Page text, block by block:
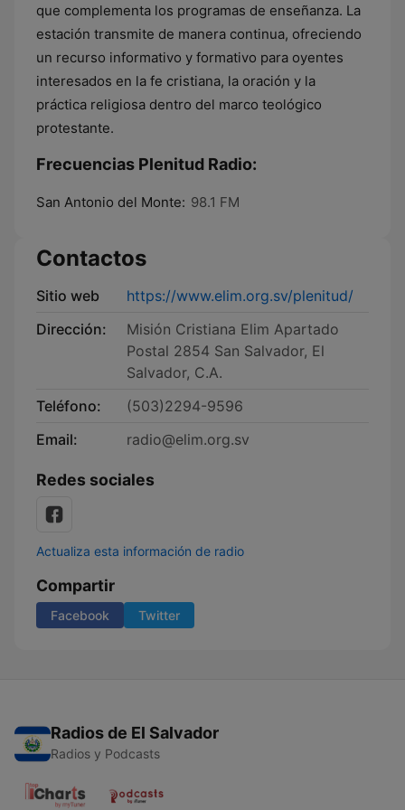
que complementa los programas de enseñanza. La
estación transmite de manera continua, ofreciendo
un recurso informativo y formativo para oyentes
interesados en la fe cristiana, la oración y la
práctica religiosa dentro del marco teológico
protestante.
Frecuencias Plenitud Radio:
San Antonio del Monte: 98.1 FM
Contactos
Sitio web
https://www.elim.org.sv/plenitud/
Dirección:
Misión Cristiana Elim Apartado
Postal 2854 San Salvador, El
Salvador, C.A.
Teléfono:
(503)2294-9596
Email:
radio@elim.org.sv
Redes sociales
Actualiza esta información de radio
Compartir
Facebook Twitter
Radios de El Salvador
Radios y Podcasts